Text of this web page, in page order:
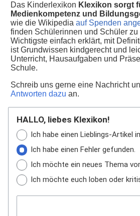
Das Kinderlexikon Klexikon sorgt
Medienkompetenz und
wie die Wikipedia auf Spenden
finden Schülerinnen und Schüler zu
Wichtigste einfach erklärt, mit
ist Grundwissen kindgerecht und
Unterricht, Hausaufgaben und
Schule.
Schreib uns gerne eine Nachricht
Antworten dazu an.
HALLO, liebes Klexikon!
Ich habe einen Lieblings-Artikel
Ich habe einen Fehler gefunden.
Ich möchte ein neues Thema
Ich möchte euch loben oder